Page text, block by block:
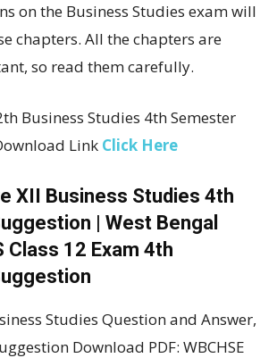
on the Business Studies exam will
chapters. All the chapters are
so read them carefully.
Business Studies 4th Semester
Link Click Here
XII Business Studies 4th
| West Bengal
Class 12 Exam 4th
Studies Question and Answer,
Download PDF: WBCHSE